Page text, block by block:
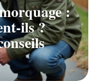
:
ils ?